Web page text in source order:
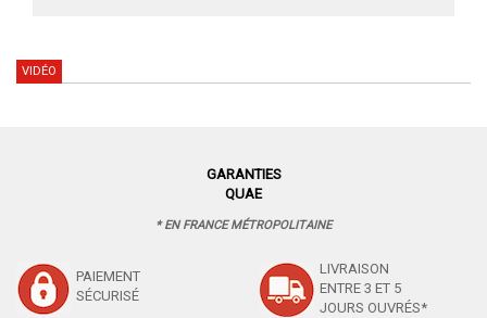
VIDÉO
GARANTIES
QUAE
* EN FRANCE MÉTROPOLITAINE
PAIEMENT
SÉCURISÉ
LIVRAISON
ENTRE 3 ET 5
JOURS OUVRÉS*